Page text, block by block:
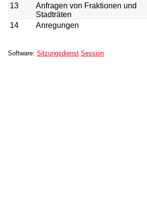
13
Anfragen von Fraktionen und
Stadträten
14
Anregungen
Software: Sitzungsdienst Session